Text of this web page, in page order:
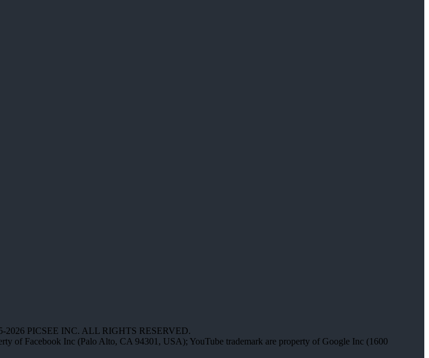
2026 PICSEE INC. ALL RIGHTS RESERVED.
of Facebook Inc (Palo Alto, CA 94301, USA); YouTube trademark are property of Google Inc (1600